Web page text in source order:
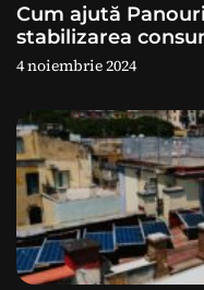
e
Cum ajută
stabilizarea
4 noiembrie 2024